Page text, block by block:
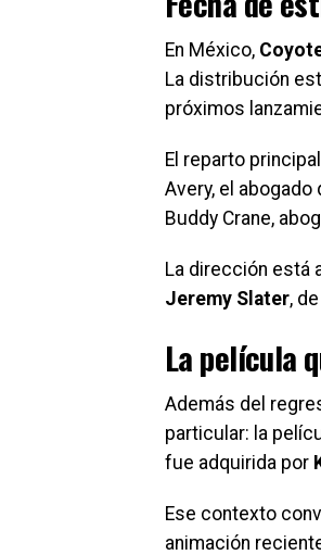
En México,
La distribución
próximos
El reparto
Avery, el
Buddy Crane,
La dirección está
Jeremy Slater,
La película
Además del
particular: la
fue adquirida por
Ese contexto
animación